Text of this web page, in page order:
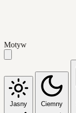
Motyw
Jasny Ciemny